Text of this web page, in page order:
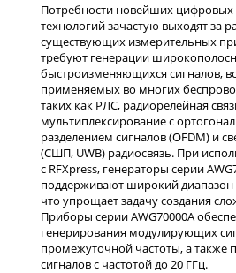
Потребности новейших цифровых
технологий зачастую выходят за
существующих измерительных
требуют генерации
быстроизменяющихся сигналов,
применяемых во многих
таких как РЛС, радиорелейная
мультиплексирование с
разделением сигналов (OFDM) и
(СШП, UWB) радиосвязь. При
с RFXpress, генераторы серии
поддерживают широкий диапазон
что упрощает задачу создания
Приборы серии AWG70000A
генерирования модулирующих
промежуточной частоты, а также
сигналов c частотой до 20 ГГц.